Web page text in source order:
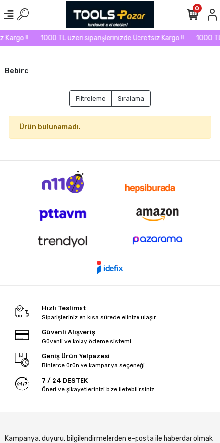
Kargo !! 1000 TL üzeri siparişlerinizde Ücretsiz Kargo !! 1000
0
Bebird
Filtreleme Sıralama
Ürün bulunamadı.
Hızlı Teslimat
Siparişleriniz en kısa sürede elinize ulaşır.
Güvenli Alışveriş
Güvenli ve kolay ödeme sistemi
Geniş Ürün Yelpazesi
Binlerce ürün ve kampanya seçeneği
7 / 24 DESTEK
Öneri ve şikayetlerinizi bize iletebilirsiniz.
Kampanya, duyuru, bilgilendirmelerden e-posta ile haberdar olmak